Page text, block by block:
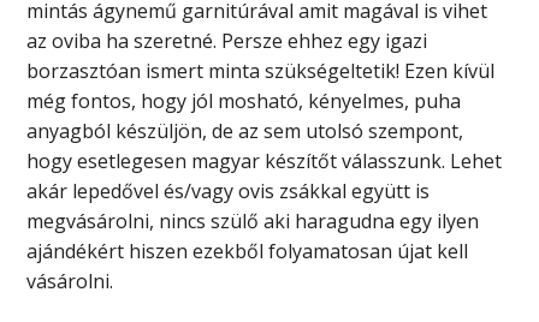
mintás ágynemű garnitúrával amit magával is vihet
az oviba ha szeretné. Persze ehhez egy igazi
borzasztóan ismert minta szükségeltetik! Ezen kívül
még fontos, hogy jól mosható, kényelmes, puha
anyagból készüljön, de az sem utolsó szempont,
hogy esetlegesen magyar készítőt válasszunk. Lehet
akár lepedővel és/vagy ovis zsákkal együtt is
megvásárolni, nincs szülő aki haragudna egy ilyen
ajándékért hiszen ezekből folyamatosan újat kell
vásárolni.